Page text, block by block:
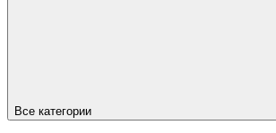
Все категории